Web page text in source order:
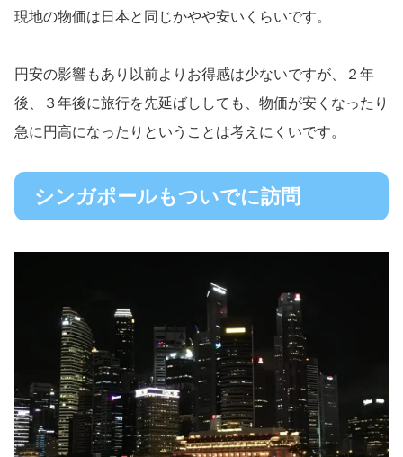
現地の物価は日本と同じかやや安いくらいです。
円安の影響もあり以前よりお得感は少ないですが、２年
後、３年後に旅行を先延ばししても、物価が安くなったり
急に円高になったりということは考えにくいです。
シンガポールもついでに訪問